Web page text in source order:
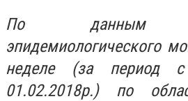
По данным
эпидемиологического
неделе (за период
01.02.2018р.) по